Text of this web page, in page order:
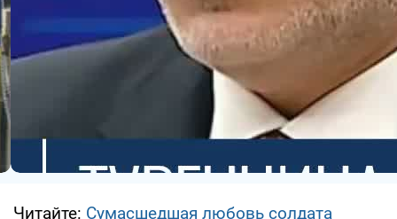
Читайте: Сумасшедшая любовь солдата